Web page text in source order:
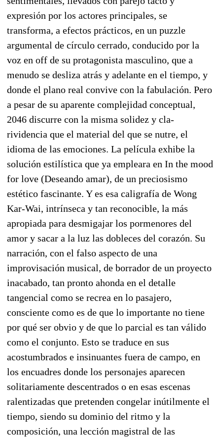
expresión por los actores principales, se
transforma, a efectos prácticos, en un puzzle
argumental de círculo cerrado, conducido por la
voz en off de su protagonista masculino, que a
menudo se desliza atrás y adelante en el tiempo, y
donde el plano real convive con la fabulación. Pero
a pesar de su aparente complejidad conceptual,
2046 discurre con la misma solidez y cla-
rividencia que el material del que se nutre, el
idioma de las emociones. La película exhibe la
solución estilística que ya empleara en In the mood
for love (Deseando amar), de un preciosismo
estético fascinante. Y es esa caligrafía de Wong
Kar-Wai, intrínseca y tan reconocible, la más
apropiada para desmigajar los pormenores del
amor y sacar a la luz las dobleces del corazón. Su
narración, con el falso aspecto de una
improvisación musical, de borrador de un proyecto
inacabado, tan pronto ahonda en el detalle
tangencial como se recrea en lo pasajero,
consciente como es de que lo importante no tiene
por qué ser obvio y de que lo parcial es tan válido
como el conjunto. Esto se traduce en sus
acostumbrados e insinuantes fuera de campo, en
los encuadres donde los personajes aparecen
solitariamente descentrados o en esas escenas
ralentizadas que pretenden congelar inútilmente el
tiempo, siendo su dominio del ritmo y la
composición, una lección magistral de las